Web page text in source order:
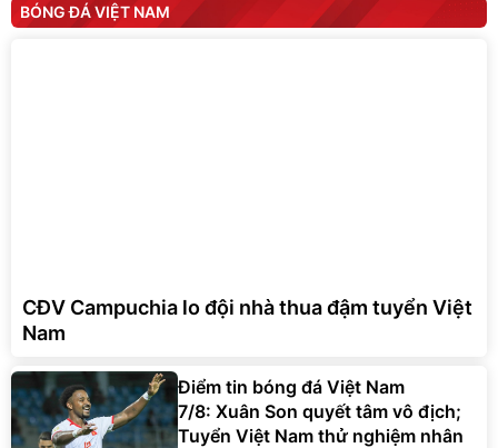
BÓNG ĐÁ VIỆT NAM
CĐV Campuchia lo đội nhà thua đậm tuyển Việt
Nam
Điểm tin bóng đá Việt Nam
7/8: Xuân Son quyết tâm vô địch;
Tuyển Việt Nam thử nghiệm nhân